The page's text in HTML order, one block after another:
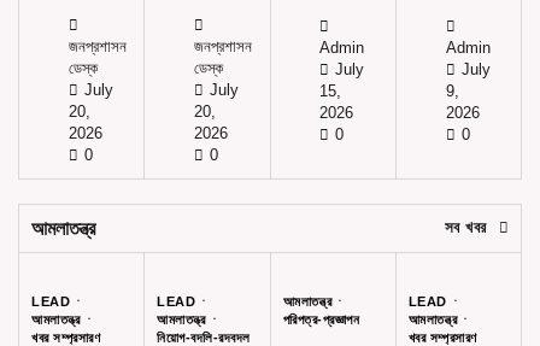
জনপ্রশাসন
ডেস্ক
July
20,
2026
0
জনপ্রশাসন
ডেস্ক
July
20,
2026
0
Admin
July
15,
2026
0
Admin
July
9,
2026
0
আমলাতন্ত্র সব খবর
LEAD
আমলাতন্ত্র
খবর সম্প্রসারণ
LEAD
আমলাতন্ত্র
নিয়োগ-বদলি-রদবদল
আমলাতন্ত্র
পরিপত্র-প্রজ্ঞাপন
LEAD
আমলাতন্ত্র
খবর সম্প্রসারণ